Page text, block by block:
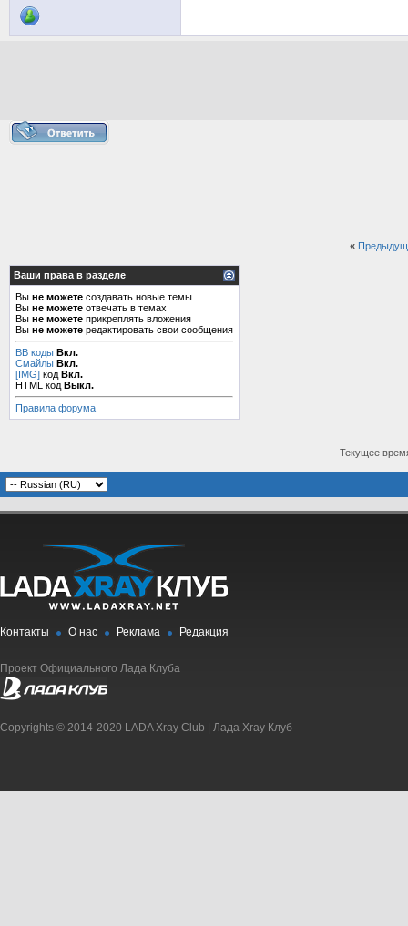
«
Ваши права в разделе
Вы не можете создавать новые темы
Вы не можете отвечать в темах
Вы не можете прикреплять вложения
Вы не можете редактировать свои сообщения
BB коды Вкл.
Смайлы Вкл.
[IMG] код Вкл.
HTML код Выкл.
Правила форума
Текущее
Контакты О нас Реклама Редакция
Проект Официального Лада Клуба
Copyrights © 2014-2020 LADA Xray Club | Лада Xray Клуб